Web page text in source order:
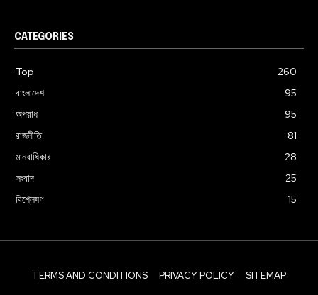
CATEGORIES
Top
260
বাংলাদেশ
95
অপরাধ
95
রাজনীতি
81
মানবাধিকার
28
সংবাদ
25
বিশ্লেষণ
15
TERMS AND CONDITIONS PRIVACY POLICY SITEMAP